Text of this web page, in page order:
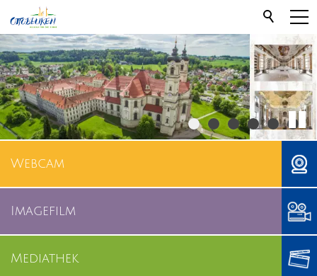
Webcam
Imagefilm
Mediathek